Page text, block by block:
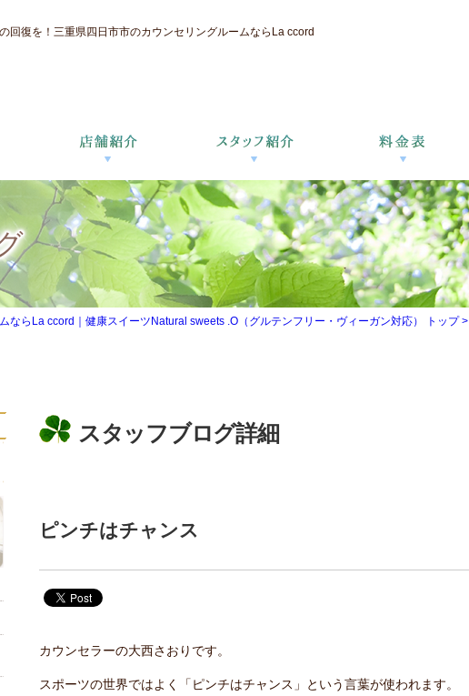
回復を！三重県四日市市のカウンセリングルームならLa ccord
ならLa ccord｜健康スイーツNatural sweets .O（グルテンフリー・ヴィーガン対応） トップ >
スタッフブログ詳細
ピンチはチャンス
カウンセラーの大西さおりです。
スポーツの世界ではよく「ピンチはチャンス」という言葉が使われます。